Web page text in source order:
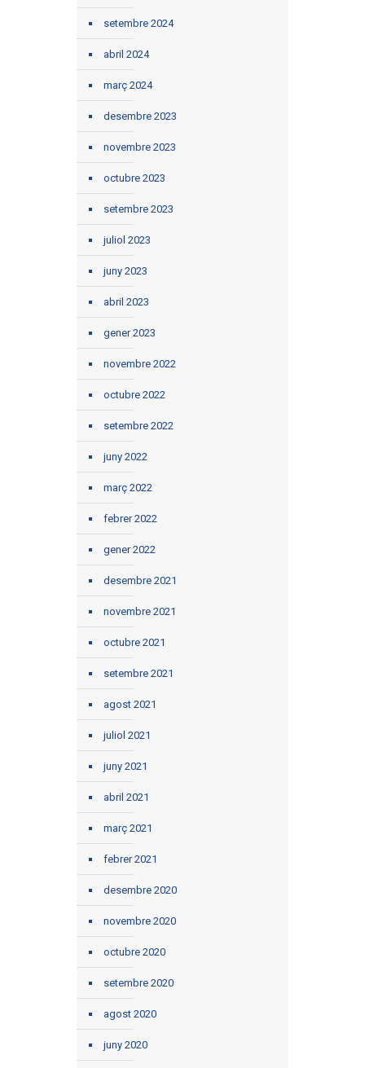
setembre 2024
abril 2024
març 2024
desembre 2023
novembre 2023
octubre 2023
setembre 2023
juliol 2023
juny 2023
abril 2023
gener 2023
novembre 2022
octubre 2022
setembre 2022
juny 2022
març 2022
febrer 2022
gener 2022
desembre 2021
novembre 2021
octubre 2021
setembre 2021
agost 2021
juliol 2021
juny 2021
abril 2021
març 2021
febrer 2021
desembre 2020
novembre 2020
octubre 2020
setembre 2020
agost 2020
juny 2020